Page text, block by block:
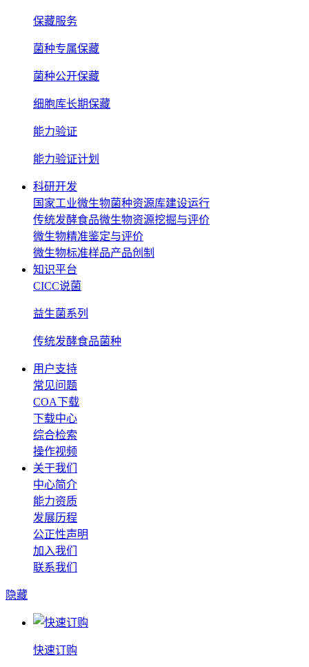
保藏服务
菌种专属保藏
菌种公开保藏
细胞库长期保藏
能力验证
能力验证计划
科研开发
国家工业微生物菌种资源库建设运行
传统发酵食品微生物资源挖掘与评价
微生物精准鉴定与评价
微生物标准样品产品创制
知识平台
CICC说菌
益生菌系列
传统发酵食品菌种
用户支持
常见问题
COA下载
下载中心
综合检索
操作视频
关于我们
中心简介
能力资质
发展历程
公正性声明
加入我们
联系我们
隐藏
快速订购